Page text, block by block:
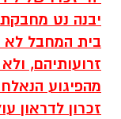
יבנה נט
בית המחבל לא
זרועותיהם,
מהפיגוע
זכרון לדראון